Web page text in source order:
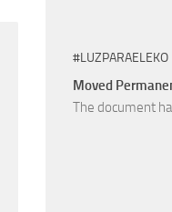
#LUZPARAELEKO
Moved
The document